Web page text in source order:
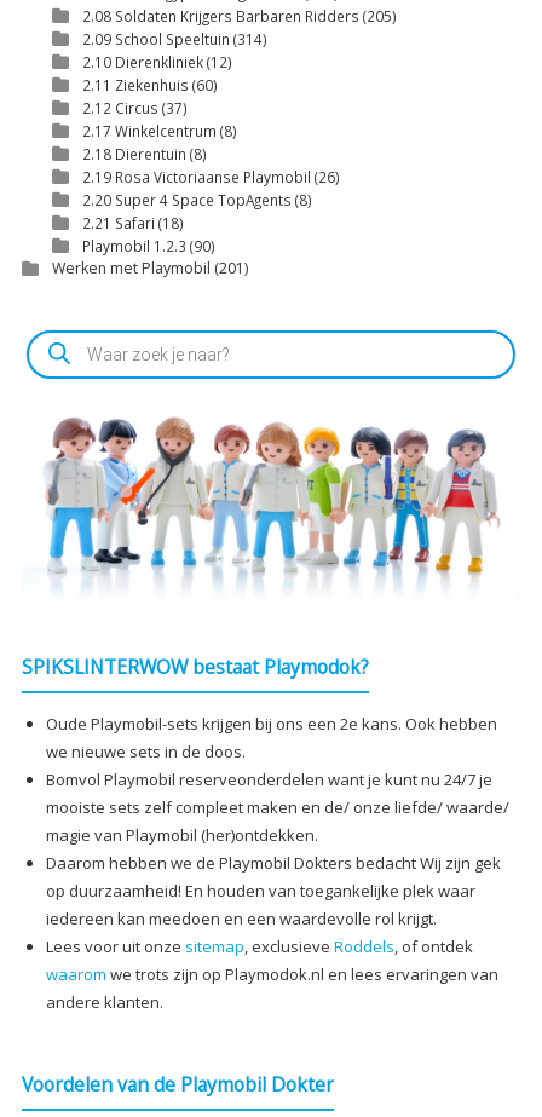
2.08 Soldaten Krijgers Barbaren Ridders (205)
2.09 School Speeltuin (314)
2.10 Dierenkliniek(12)
2.11 Ziekenhuis (60)
2.12 Circus (37)
2.17 Winkelcentrum (8)
2.18 Dierentuin (8)
2.19 Rosa Victoriaanse Playmobil (26)
2.20 Super 4 Space TopAgents (8)
2.21 Safari (18)
Playmobil 1.2.3 (90)
Werken met Playmobil (201)
Producten
zoeken
SPIKSLINTERWOW bestaat Playmodok?
Oude Playmobil-sets krijgen bij ons een 2e kans. Ook hebben
we nieuwe sets in de doos.
Bomvol Playmobil reserveonderdelen want je kunt nu 24/7 je
mooiste sets zelf compleet maken en de/ onze liefde/ waarde/
magie van Playmobil (her)ontdekken.
Daarom hebben we de Playmobil Dokters bedacht Wij zijn gek
op duurzaamheid! En houden van toegankelijke plek waar
iedereen kan meedoen en een waardevolle rol krijgt.
Lees voor uit onze sitemap, exclusieve Roddels, of ontdek
waarom we trots zijn op Playmodok.nl en lees ervaringen van
andere klanten.
Voordelen van de Playmobil Dokter